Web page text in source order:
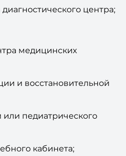
клиники;
центра;
медицинских
и восстановительной
педиатрического